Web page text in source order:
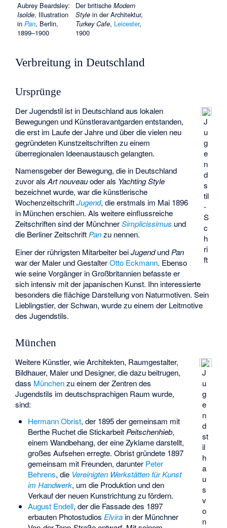
Aubrey Beardsley:
Isolde, Illustration
inPan, Berlin,
1899–1900
Der britischeModern
Style in der Architektur,
Turkey Cafe, Leicester,
1900
Verbreitung in Deutschland
Ursprünge
J
u
g
e
n
d
s
til
-
S
c
h
ri
ft
Der Jugendstil ist in Deutschland aus lokalen
Bewegungen und Künstleravantgarden entstanden,
die erst im Laufe der Jahre und über die vielen neu
gegründeten Kunstzeitschriften zu einem
überregionalen Ideenaustausch gelangten.
Namensgeber der Bewegung, die in Deutschland
zuvor alsArt nouveauoder als Yachting Style
bezeichnet wurde, war die künstlerische
WochenzeitschriftJugend, die erstmals im Mai 1896
in München erschien. Als weitere einflussreiche
Zeitschriften sind der MünchnerSimplicissimus und
die Berliner ZeitschriftPanzu nennen.
Einer der rührigsten Mitarbeiter beiJugendund Pan
war der Maler und GestalterOtto Eckmann. Ebenso
wie seine Vorgänger in Großbritannien befasste er
sich intensiv mit der japanischen Kunst. Ihn interessierte
besonders die flächige Darstellung von Naturmotiven. Sein
Lieblingstier, der Schwan, wurde zu einem der Leitmotive
des Jugendstils.
München
J
u
g
e
n
d
st
il
h
a
u
s
v
o
n
Weitere Künstler, wie Architekten, Raumgestalter,
Bildhauer, Maler und Designer, die dazu beitrugen,
dass Münchenzu einem der Zentren des
Jugendstils im deutschsprachigen Raum wurde,
sind:
Hermann Obrist, der 1895 der gemeinsam mit
Berthe Ruchetdie Stickarbeit Peitschenhieb,
einem Wandbehang, der eineZyklamedarstellt,
großes Aufsehen erregte. Obrist gründete 1897
gemeinsam mit Freunden, darunter Peter
Behrens, die Vereinigten Werkstätten für Kunst
im Handwerk, um die Produktion und den
Verkauf der neuen Kunstrichtung zu fördern.
August Endell, der die Fassade des 1897
erbauten Photostudios Elvirain der Münchner